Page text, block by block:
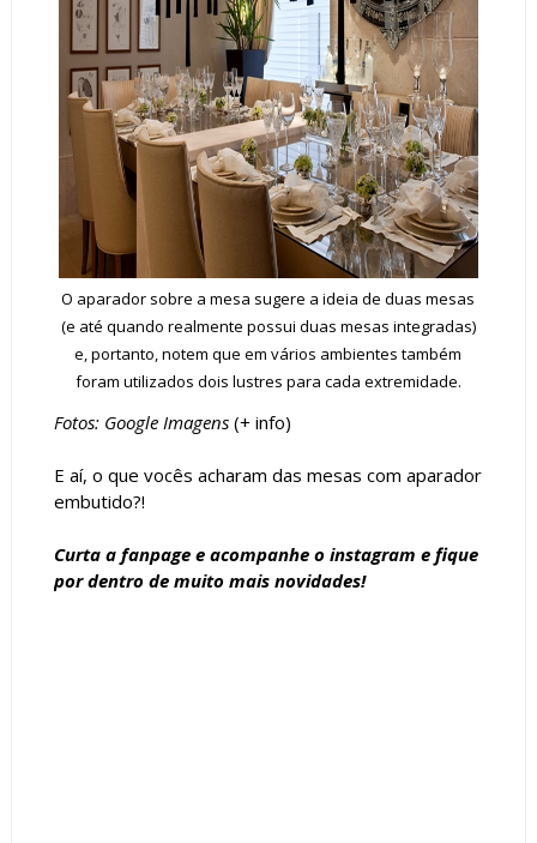
O aparador sobre a mesa sugere a ideia de duas mesas
(e até quando realmente possui duas mesas integradas)
e, portanto, notem que em vários ambientes também
foram utilizados dois lustres para cada extremidade.
Fotos: Google Imagens(+ info)
E aí, o que vocês acharam das mesas com aparador
embutido?!
Curta a fanpagee acompanhe o instagram e fique
por dentro de muito mais novidades!